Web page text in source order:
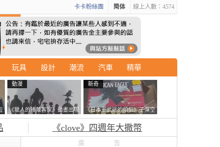
線上人數：4574
简体
卡卡粉絲團
玩具 設計 潮流 汽車 精華
動漫
《獵人的揍敵客家》動畫出現
的這個剪影是誰？你是不是忘
新奇
《日本軍武迷的煩惱》子彈空
盒在日本超級貴 美國網友直
接一大箱寄給他了
《clove》四週年大撒幣
廣告